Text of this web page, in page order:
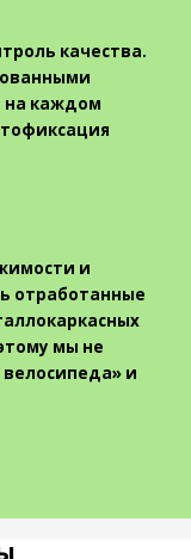
качества.
на каждом
и
отработанные
мы не
и